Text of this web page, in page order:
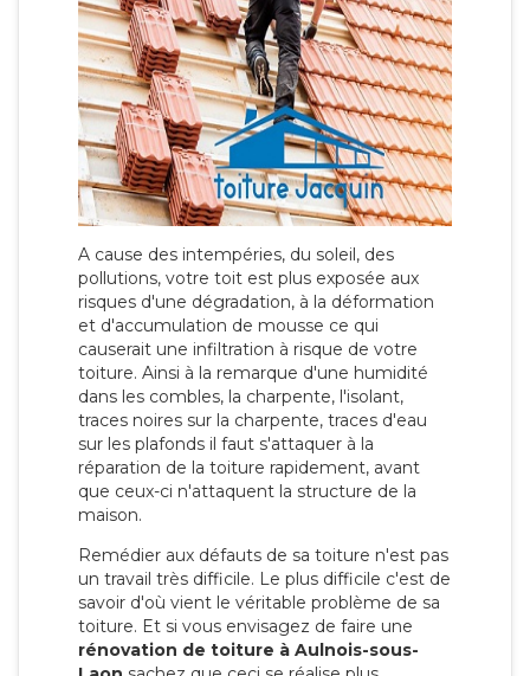
A cause des intempéries, du soleil, des
pollutions, votre toit est plus exposée aux
risques d'une dégradation, à la déformation
et d'accumulation de mousse ce qui
causerait une infiltration à risque de votre
toiture. Ainsi à la remarque d'une humidité
dans les combles, la charpente, l'isolant,
traces noires sur la charpente, traces d'eau
sur les plafonds il faut s'attaquer à la
réparation de la toiture rapidement, avant
que ceux-ci n'attaquent la structure de la
maison.
Remédier aux défauts de sa toiture n'est pas
un travail très difficile. Le plus difficile c'est de
savoir d'où vient le véritable problème de sa
toiture. Et si vous envisagez de faire une
rénovation de toiture à Aulnois-sous-